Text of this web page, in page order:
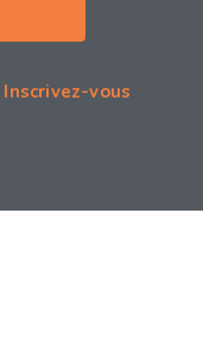
Inscrivez-vous